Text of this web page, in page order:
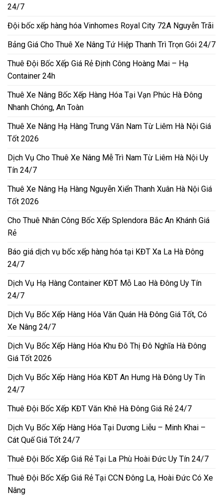
24/7
Đội bốc xếp hàng hóa Vinhomes Royal City 72A Nguyễn Trãi
Bảng Giá Cho Thuê Xe Nâng Tứ Hiệp Thanh Trì Trọn Gói 24/7
Thuê Đội Bốc Xếp Giá Rẻ Định Công Hoàng Mai – Hạ
Container 24h
Thuê Xe Nâng Bốc Xếp Hàng Hóa Tại Vạn Phúc Hà Đông
Nhanh Chóng, An Toàn
Thuê Xe Nâng Hạ Hàng Trung Văn Nam Từ Liêm Hà Nội Giá
Tốt 2026
Dịch Vụ Cho Thuê Xe Nâng Mễ Trì Nam Từ Liêm Hà Nội Uy
Tín 24/7
Thuê Xe Nâng Hạ Hàng Nguyễn Xiển Thanh Xuân Hà Nội Giá
Tốt 2026
Cho Thuê Nhân Công Bốc Xếp Splendora Bắc An Khánh Giá
Rẻ
Báo giá dịch vụ bốc xếp hàng hóa tại KĐT Xa La Hà Đông
24/7
Dịch Vụ Hạ Hàng Container KĐT Mỗ Lao Hà Đông Uy Tín
24/7
Dịch Vụ Bốc Xếp Hàng Hóa Văn Quán Hà Đông Giá Tốt, Có
Xe Nâng 24/7
Dịch Vụ Bốc Xếp Hàng Hóa Khu Đô Thị Đô Nghĩa Hà Đông
Giá Tốt 2026
Dịch Vụ Bốc Xếp Hàng Hóa KĐT An Hưng Hà Đông Uy Tín
24/7
Thuê Đội Bốc Xếp KĐT Văn Khê Hà Đông Giá Rẻ 24/7
Dịch Vụ Bốc Xếp Hàng Hóa Tại Dương Liễu – Minh Khai –
Cát Quế Giá Tốt 24/7
Thuê Đội Bốc Xếp Giá Rẻ Tại La Phù Hoài Đức Uy Tín 24/7
Thuê Đội Bốc Xếp Giá Rẻ Tại CCN Đông La, Hoài Đức Có Xe
Nâng